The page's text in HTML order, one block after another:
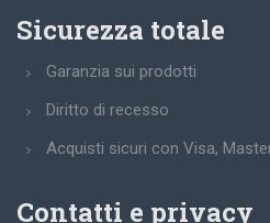
Sicurezza totale
Garanzia sui prodotti
Diritto di recesso
Acquisti sicuri con Visa,
Contatti e privacy